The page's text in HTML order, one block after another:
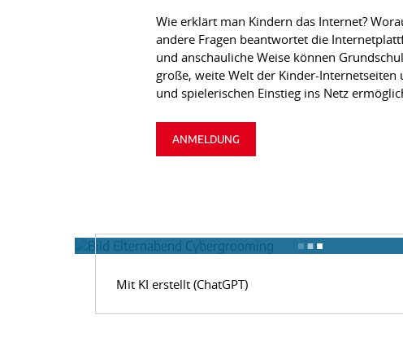
Wie erklärt man Kindern das Internet?
andere Fragen beantwortet die
und anschauliche Weise können
große, weite Welt der Kinder-
und spielerischen Einstieg ins Netz
ANMELDUNG
Mit KI erstellt (ChatGPT)